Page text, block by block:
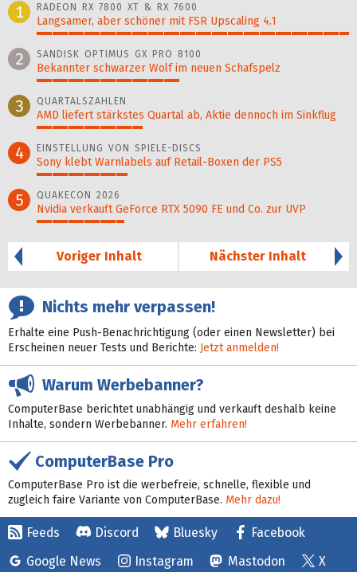
1
RADEON RX 7800 XT & RX 7600
Langsamer, aber schöner mit FSR Upscaling 4.1
100%
2 SANDISK OPTIMUS GX PRO 8100
Bekannter schwarzer Wolf im neuen Schafspelz
46%
3 QUARTALSZAHLEN
AMD liefert stärkstes Quartal ab, Aktie dennoch im Sinkflug
34%
4 EINSTELLUNG VON SPIELE-DISCS
Sony klebt Warnlabels auf Retail-Boxen der PS5
29%
5 QUAKECON 2026
Nvidia verkauft GeForce RTX 5090 FE und Co. zur UVP
28%
Voriger Inhalt
Nächster Inhalt
Nichts mehr verpassen!
Erhalte eine Push-Benachrichtigung (oder einen Newsletter) bei
Erscheinen neuer Tests und Berichte: Jetzt anmelden!
Warum Werbebanner?
ComputerBase berichtet unabhängig und verkauft deshalb keine
Inhalte, sondern Werbebanner. Mehr erfahren!
ComputerBase Pro
ComputerBase Pro ist die werbefreie, schnelle, flexible und
zugleich faire Variante von ComputerBase. Mehr dazu!
Feeds Discord Bluesky
Facebook
Google News
Instagram Mastodon X